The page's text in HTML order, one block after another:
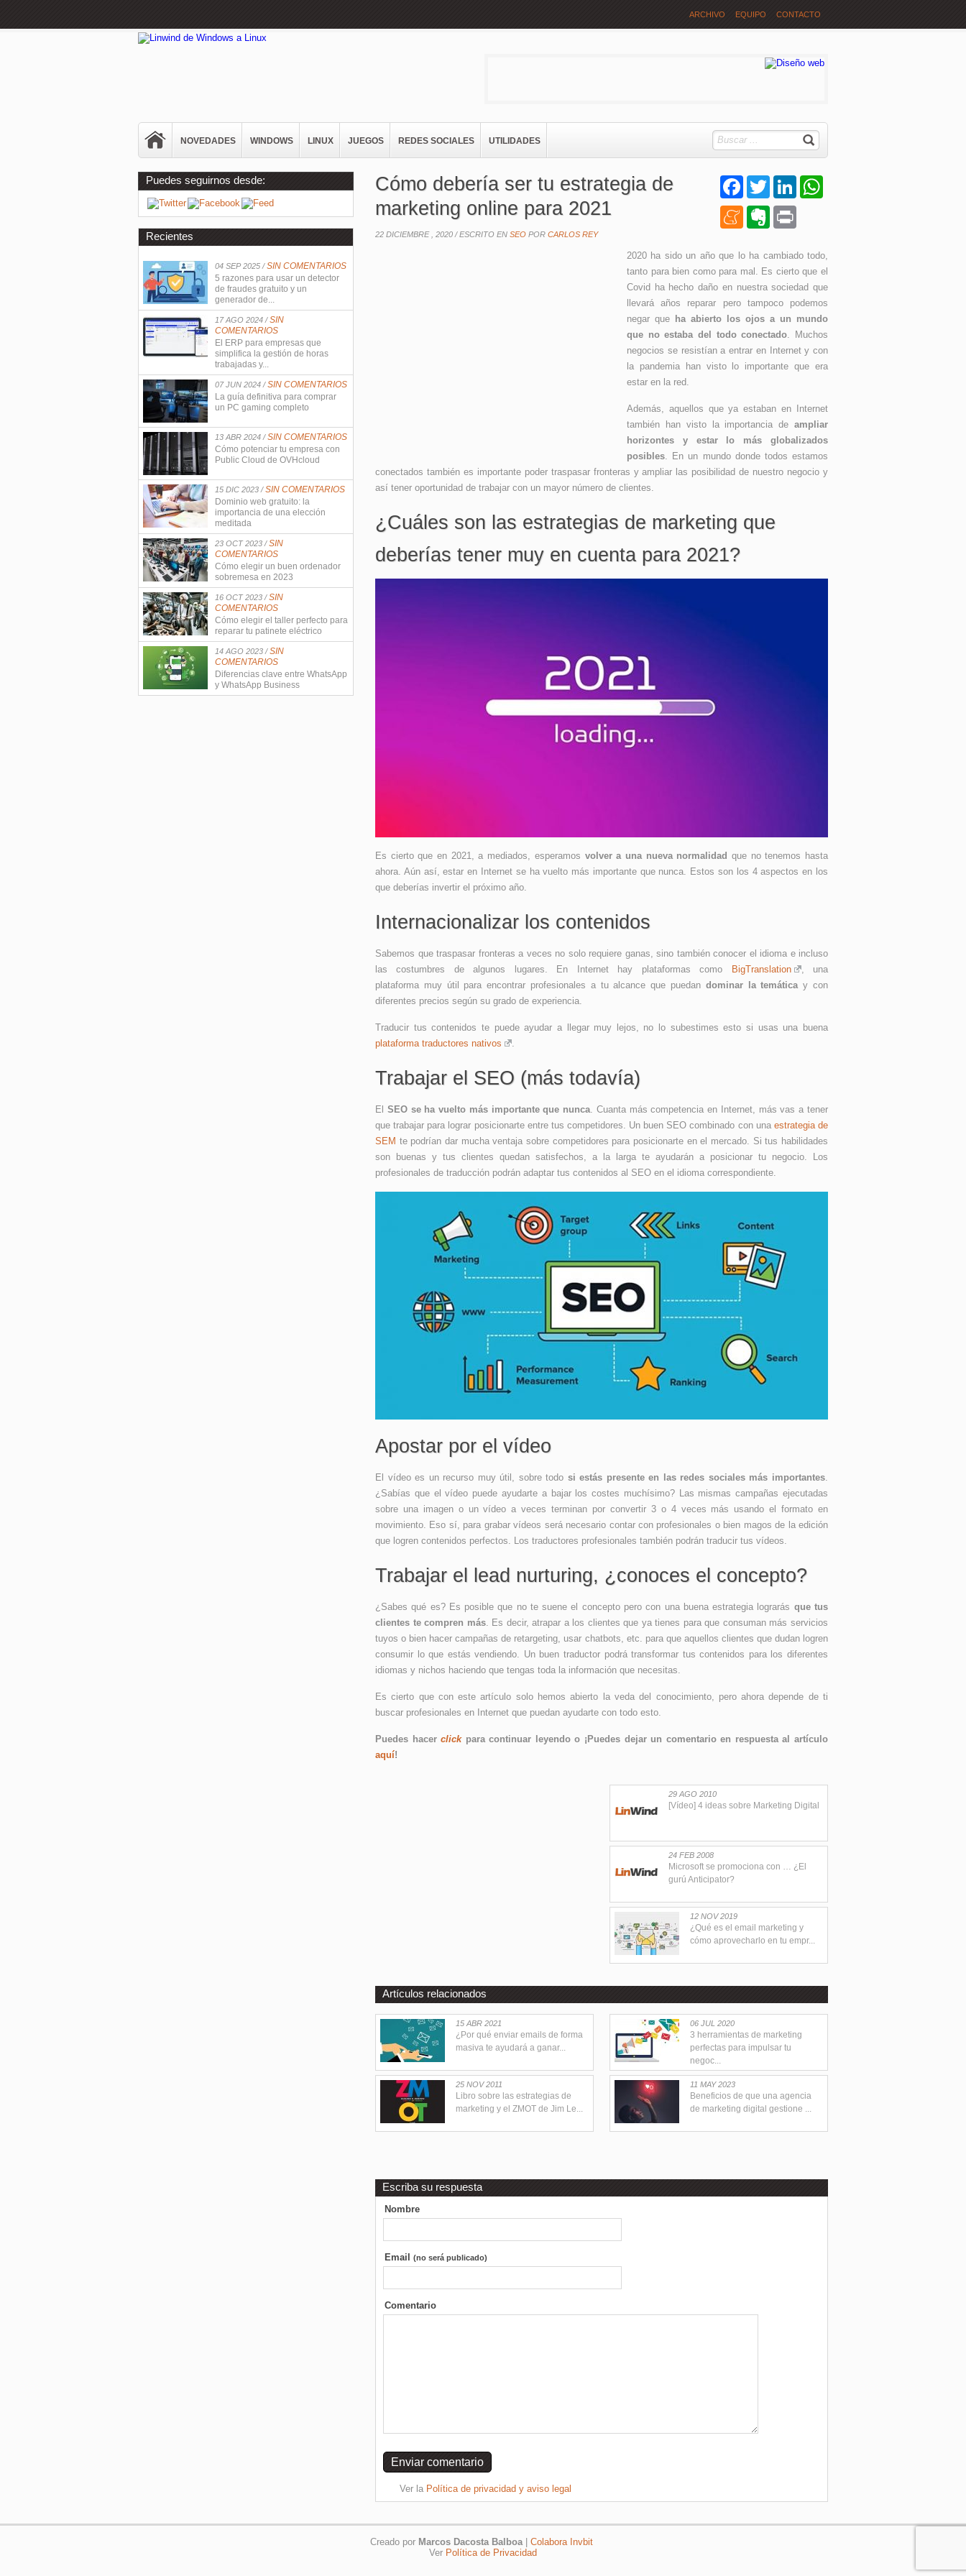
ARCHIVO EQUIPO CONTACTO
NOVEDADES WINDOWS LINUX JUEGOS REDES SOCIALES UTILIDADES
FacebookTwitter LinkedIn
MeneameEvernote
Cómo debería ser tu estrategia de
marketing online para 2021
22 DICIEMBRE , 2020 /ESCRITO EN SEO POR CARLOS REY
2020 ha sido un año que lo ha cambiado todo,
tanto para bien como para mal. Es cierto que el
Covid ha hecho daño en nuestra sociedad que
llevará años reparar pero tampoco podemos
negar que ha abierto los ojos a un mundo
que no estaba del todo conectado. Muchos
negocios se resistían a entrar en Internet y con
la pandemia han visto lo importante que era
estar en la red.
Además, aquellos que ya estaban en Internet
también han visto la importancia de ampliar
horizontes y estar lo más globalizados
posibles. En un mundo donde todos estamos
conectados también es importante poder traspasar fronteras y ampliar las posibilidad de nuestro negocio y
así tener oportunidad de trabajar con un mayor número de clientes.
¿Cuáles son las estrategias de marketing que
deberías tener muy en cuenta para 2021?
Es cierto que en 2021, a mediados, esperamos volver a una nueva normalidad que no tenemos hasta
ahora. Aún así, estar en Internet se ha vuelto más importante que nunca. Estos son los 4 aspectos en los
que deberías invertir el próximo año.
Internacionalizar los contenidos
Sabemos que traspasar fronteras a veces no solo requiere ganas, sino también conocer el idioma e incluso
las costumbres de algunos lugares. En Internet hay plataformas como
BigTranslation
, una
plataforma muy útil para encontrar profesionales a tu alcance que puedan dominar la temáticay con
diferentes precios según su grado de experiencia.
Traducir tus contenidos te puede ayudar a llegar muy lejos, no lo subestimes esto si usas una buena
plataforma traductores nativos
.
Trabajar el SEO (más todavía)
El SEO se ha vuelto más importante que nunca. Cuanta más competencia en Internet, más vas a tener
que trabajar para lograr posicionarte entre tus competidores. Un buen SEO combinado con una estrategia de
SEM te podrían dar mucha ventaja sobre competidores para posicionarte en el mercado. Si tus habilidades
son buenas y tus clientes quedan satisfechos, a la larga te ayudarán a posicionar tu negocio. Los
profesionales de traducción podrán adaptar tus contenidos al SEO en el idioma correspondiente.
Apostar por el vídeo
El vídeo es un recurso muy útil, sobre todo si estás presente en las redes sociales más importantes.
¿Sabías que el vídeo puede ayudarte a bajar los costes muchísimo? Las mismas campañas ejecutadas
sobre una imagen o un vídeo a veces terminan por convertir 3 o 4 veces más usando el formato en
movimiento. Eso sí, para grabar vídeos será necesario contar con profesionales o bien magos de la edición
que logren contenidos perfectos. Los traductores profesionales también podrán traducir tus vídeos.
Trabajar el lead nurturing, ¿conoces el concepto?
¿Sabes qué es? Es posible que no te suene el concepto pero con una buena estrategia lograrás que tus
clientes te compren más. Es decir, atrapar a los clientes que ya tienes para que consuman más servicios
tuyos o bien hacer campañas de retargeting, usar chatbots, etc. para que aquellos clientes que dudan logren
consumir lo que estás vendiendo. Un buen traductor podrá transformar tus contenidos para los diferentes
idiomas y nichos haciendo que tengas toda la información que necesitas.
Es cierto que con este artículo solo hemos abierto la veda del conocimiento, pero ahora depende de ti
buscar profesionales en Internet que puedan ayudarte con todo esto.
Puedes hacerclickpara continuar leyendo o ¡Puedes dejar un comentario en respuesta al artículo
aquí!
29 AGO 2010
[Vídeo] 4 ideas sobre Marketing Digital
24 FEB 2008
Microsoft se promociona con … ¿El
gurú Anticipator?
12 NOV 2019
¿Qué es el email marketing y
cómo aprovecharlo en tu empr...
Artículos relacionados
06 JUL 2020
3 herramientas de marketing
perfectas para impulsar tu
negoc...
15 ABR 2021
¿Por qué enviar emails de forma
masiva te ayudará a ganar...
11 MAY 2023
Beneficios de que una agencia
de marketing digital gestione ...
25 NOV 2011
Libro sobre las estrategias de
marketing y el ZMOT de Jim Le...
Escriba su respuesta
Nombre
Email (no será publicado)
Comentario
Ver la Política de privacidad y aviso legal
Puedes seguirnos desde:
Recientes
04 SEP 2025 /SIN COMENTARIOS
5 razones para usar un detector
de fraudes gratuito y un
generador de...
17 AGO 2024 /SIN
COMENTARIOS
El ERP para empresas que
simplifica la gestión de horas
trabajadas y...
07 JUN 2024 /SIN COMENTARIOS
La guía definitiva para comprar
un PC gaming completo
13 ABR 2024 /SIN COMENTARIOS
Cómo potenciar tu empresa con
Public Cloud de OVHcloud
15 DIC 2023 /SIN COMENTARIOS
Dominio web gratuito: la
importancia de una elección
meditada
23 OCT 2023 /SIN
COMENTARIOS
Cómo elegir un buen ordenador
sobremesa en 2023
16 OCT 2023 /SIN
COMENTARIOS
Cómo elegir el taller perfecto para
reparar tu patinete eléctrico
14 AGO 2023 /SIN
COMENTARIOS
Diferencias clave entre WhatsApp
y WhatsApp Business
Creado por Marcos Dacosta Balboa| Colabora Invbit
Ver Política de Privacidad